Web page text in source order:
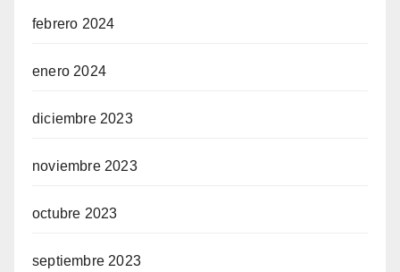
febrero 2024
enero 2024
diciembre 2023
noviembre 2023
octubre 2023
septiembre 2023